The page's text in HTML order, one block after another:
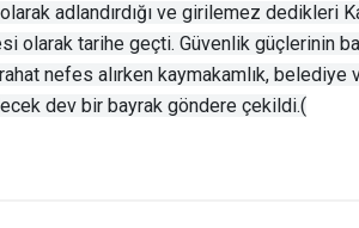
adlandırdığı ve girilemez dedikleri
tarihe geçti. Güvenlik güçlerinin
nefes alırken kaymakamlık, belediye
dev bir bayrak göndere çekildi.(